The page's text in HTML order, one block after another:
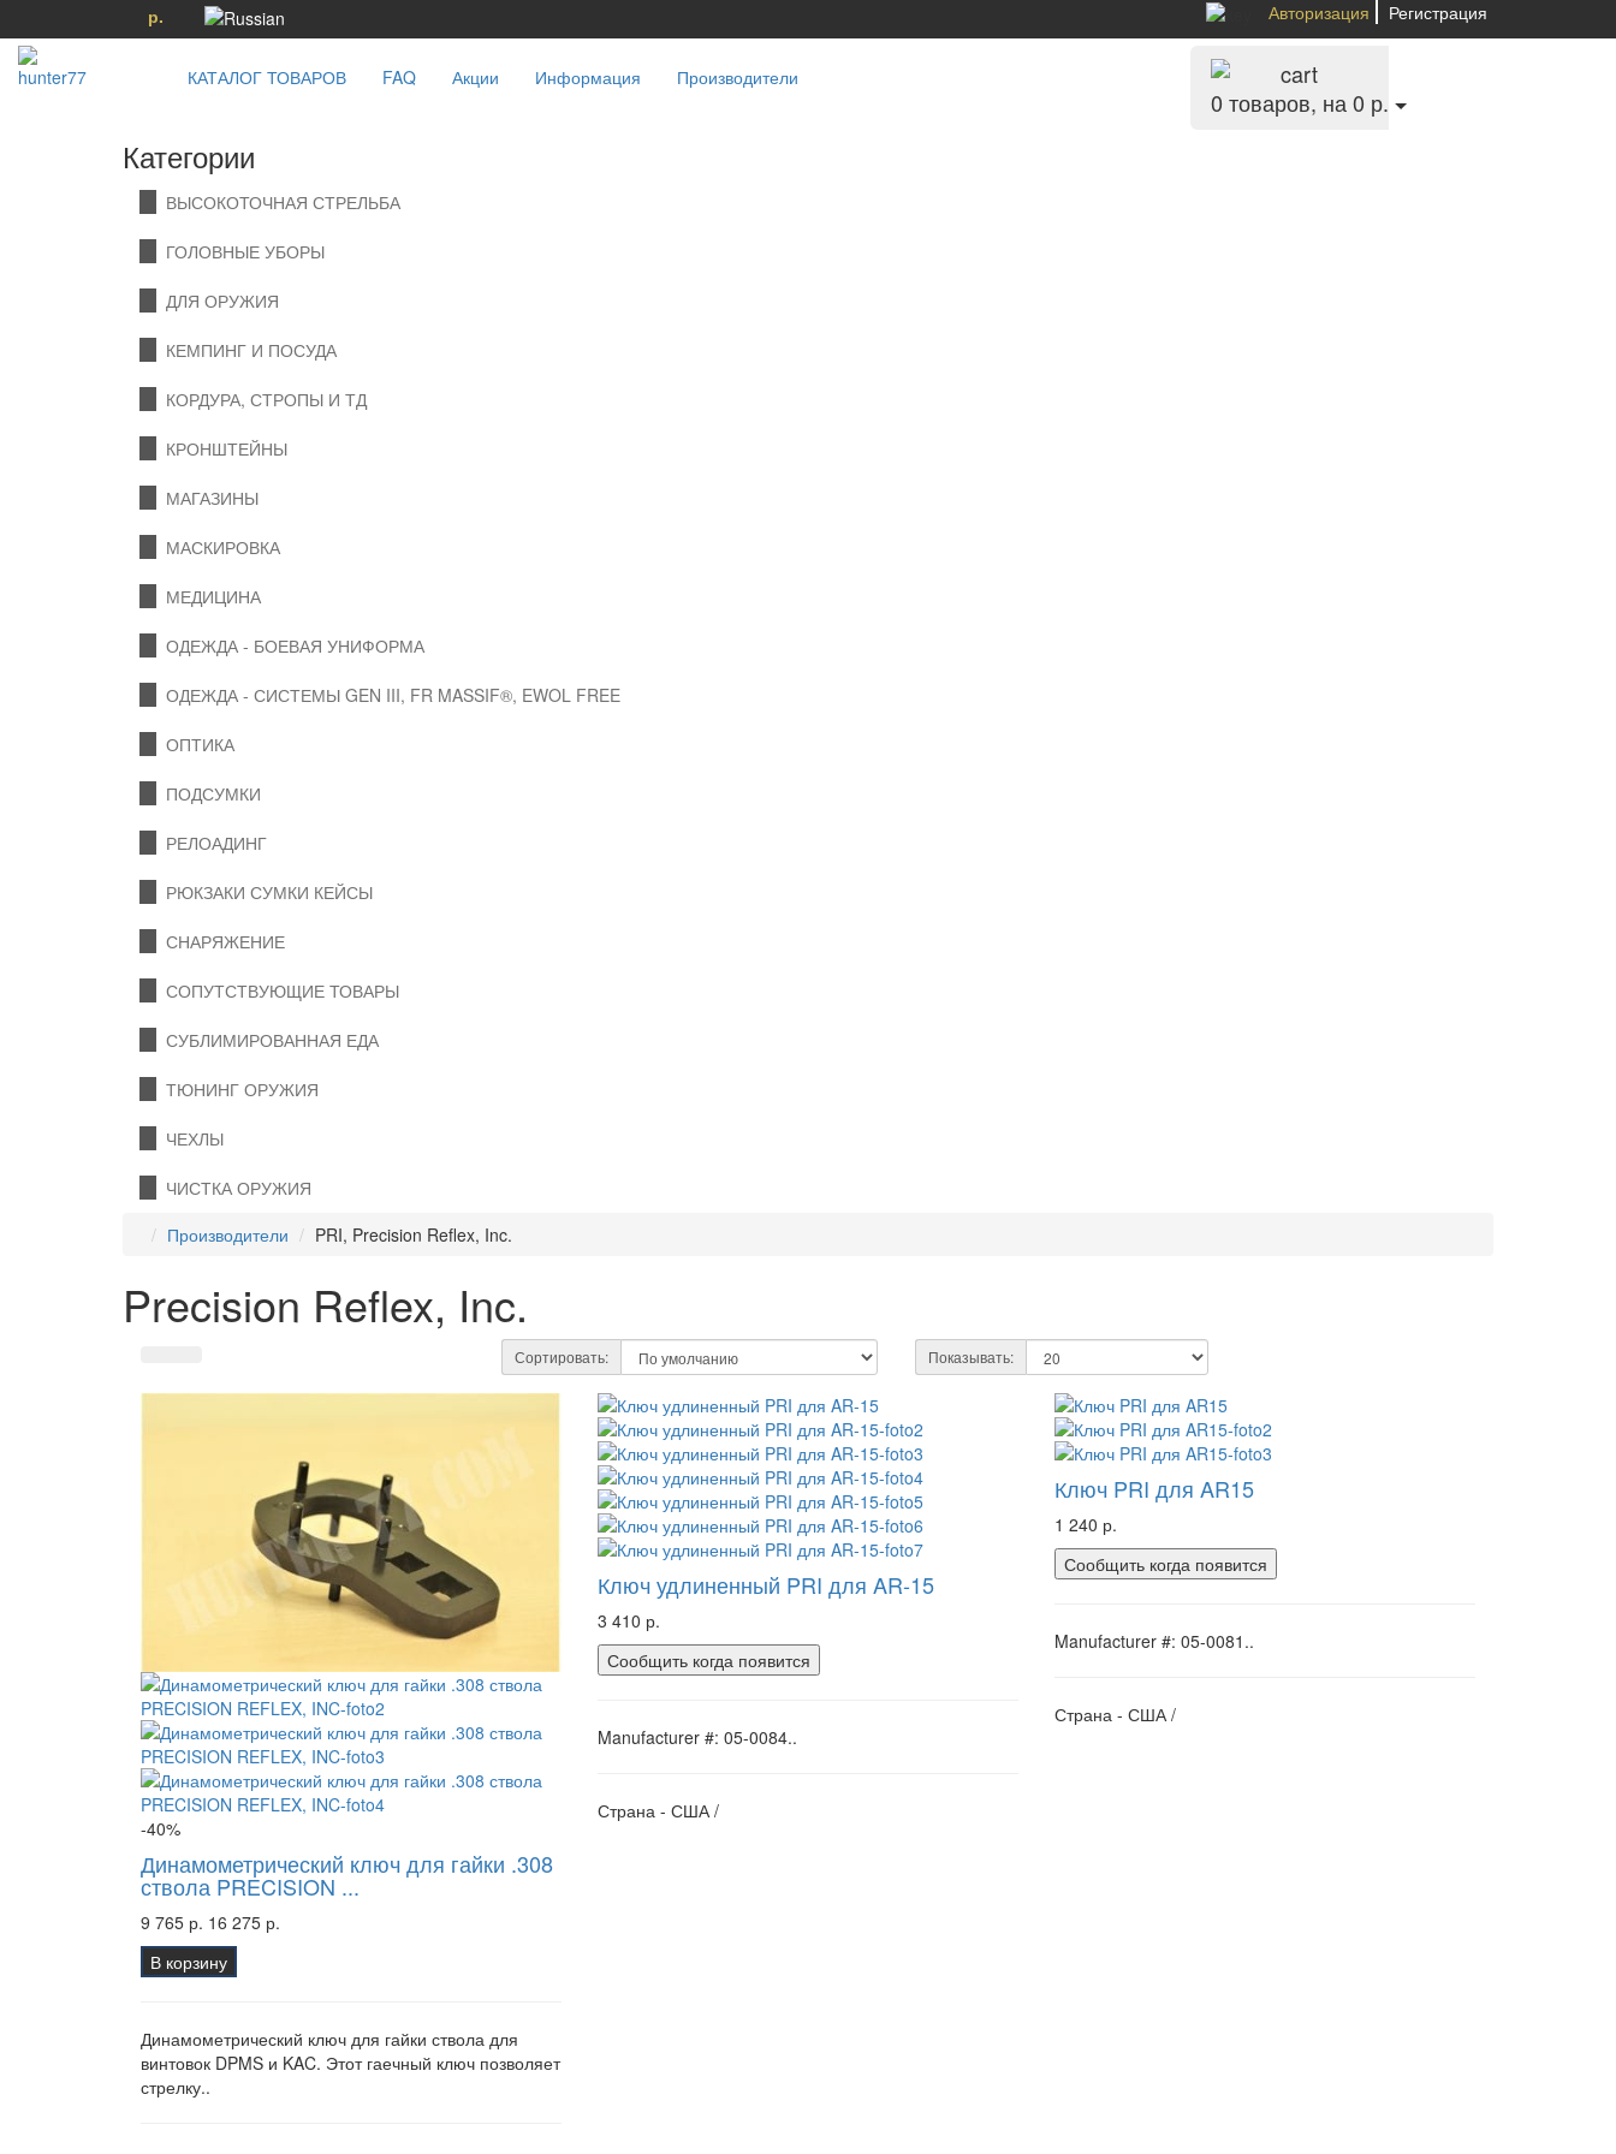
р. Авторизация Регистрация
КАТАЛОГ ТОВАРОВ FAQ Акции Информация Производители
0 товаров, на 0 р.
Категории
ВЫСОКОТОЧНАЯ СТРЕЛЬБА
ГОЛОВНЫЕ УБОРЫ
ДЛЯ ОРУЖИЯ
КЕМПИНГ И ПОСУДА
КОРДУРА, СТРОПЫ И ТД
КРОНШТЕЙНЫ
МАГАЗИНЫ
МАСКИРОВКА
МЕДИЦИНА
ОДЕЖДА - БОЕВАЯ УНИФОРМА
ОДЕЖДА - СИСТЕМЫ GEN III, FR MASSIF®, EWOL FREE
ОПТИКА
ПОДСУМКИ
РЕЛОАДИНГ
РЮКЗАКИ СУМКИ КЕЙСЫ
СНАРЯЖЕНИЕ
СОПУТСТВУЮЩИЕ ТОВАРЫ
СУБЛИМИРОВАННАЯ ЕДА
ТЮНИНГ ОРУЖИЯ
ЧЕХЛЫ
ЧИСТКА ОРУЖИЯ
Производители
PRI, Precision Reflex, Inc.
Precision Reflex, Inc.
Сортировать: Показывать:
-40%
Динамометрический ключ для гайки .308
ствола PRECISION ...
9 765 р. 16 275 р.
В корзину
Динамометрический ключ для гайки ствола для
винтовок DPMS и KAC. Этот гаечный ключ позволяет
стрелку..
Ключ удлиненный PRI для AR-15
3 410 р.
Сообщить когда появится
Manufacturer #: 05-0084..
Страна - США /
Ключ PRI для AR15
1 240 р.
Сообщить когда появится
Manufacturer #: 05-0081..
Страна - США /